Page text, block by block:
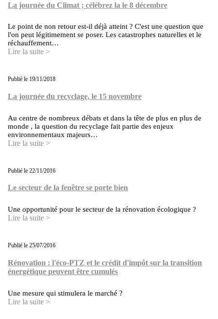
La journée du Climat ; célébrez la le 8 décembre
Le point de non retour est-il déjà atteint ? C'est une question que
l'on peut légitimement se poser. Les catastrophes naturelles et le
réchauffement…
Lire la suite >
Publié le 19/11/2018
La journée du recyclage, le 15 novembre
Au centre de nombreux débats et dans la tête de plus en plus de
monde , la question du recyclage fait partie des enjeux
environnementaux majeurs…
Lire la suite >
Publié le 22/11/2016
Le secteur de la fenêtre se porte bien
Une opportunité pour le secteur de la rénovation écologique ?
Lire la suite >
Publié le 25/07/2016
Rénovation : l'éco-PTZ et le crédit d'impôt sur la transition
énergétique peuvent être cumulés
Une mesure qui stimulera le marché ?
Lire la suite >